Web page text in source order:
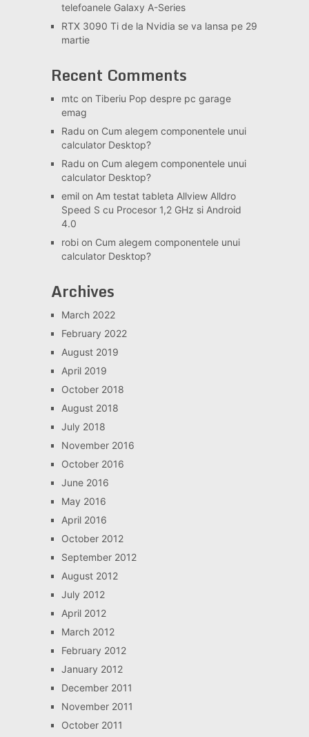
telefoanele Galaxy A-Series
RTX 3090 Ti de la Nvidia se va lansa pe 29
martie
Recent Comments
mtc on Tiberiu Pop despre pc garage
emag
Radu on Cum alegem componentele unui
calculator Desktop?
Radu on Cum alegem componentele unui
calculator Desktop?
emilon Am testat tableta Allview Alldro
Speed S cu Procesor 1,2 GHz si Android
4.0
robion Cum alegem componentele unui
calculator Desktop?
Archives
March 2022
February 2022
August 2019
April 2019
October 2018
August 2018
July 2018
November 2016
October 2016
June 2016
May 2016
April 2016
October 2012
September 2012
August 2012
July 2012
April 2012
March 2012
February 2012
January 2012
December 2011
November 2011
October 2011